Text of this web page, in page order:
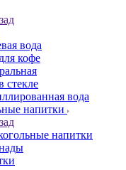
вода
кофе
стекле
вода
напитки
напитки